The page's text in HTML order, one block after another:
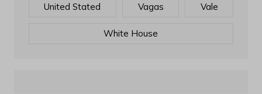
United Stated Vagas Vale
White House